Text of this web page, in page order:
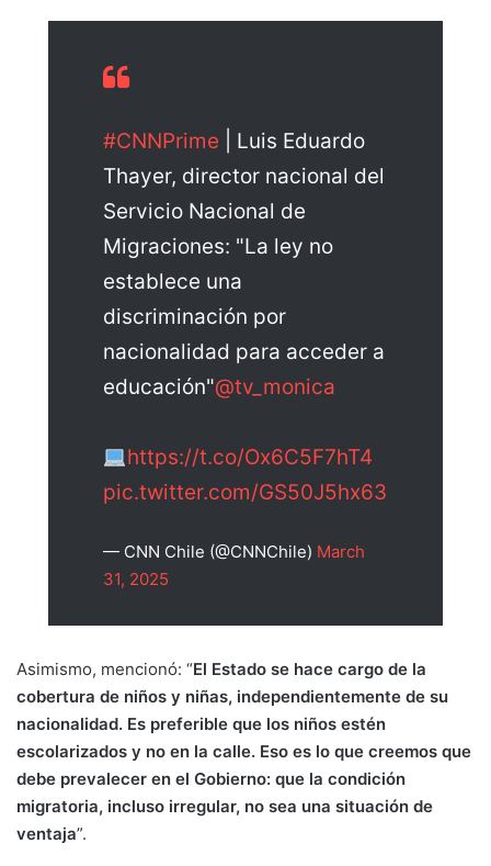
#CNNPrime | Luis Eduardo
Thayer, director nacional del
Servicio Nacional de
Migraciones: "La ley no
establece una
discriminación por
nacionalidad para acceder a
educación"@tv_monica
https://t.co/Ox6C5F7hT4
pic.twitter.com/GS50J5hx63
— CNN Chile (@CNNChile) March
31, 2025
Asimismo, mencionó: “El Estado se hace cargo de la
cobertura de niños y niñas, independientemente de su
nacionalidad. Es preferible que los niños estén
escolarizados y no en la calle. Eso es lo que creemos que
debe prevalecer en el Gobierno: que la condición
migratoria, incluso irregular, no sea una situación de
ventaja”.